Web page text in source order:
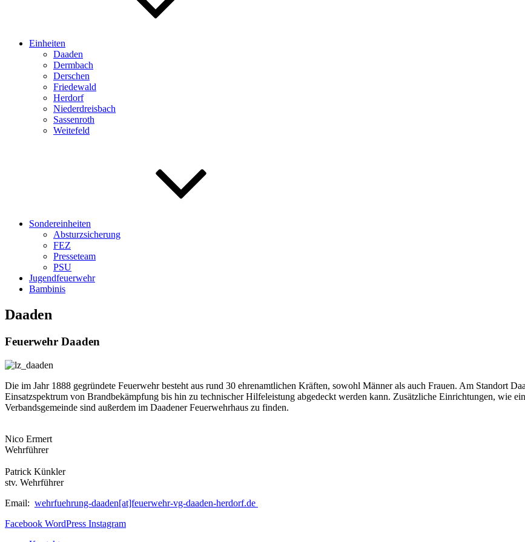
Einheiten
Daaden
Dermbach
Derschen
Friedewald
Herdorf
Niederdreisbach
Sassenroth
Weitefeld
Sondereinheiten
Absturzsicherung
FEZ
Presseteam
PSU
Jugendfeuerwehr
Bambinis
Daaden
Feuerwehr Daaden
Die im Jahr 1888 gegründete Feuerwehr besteht aus rund 30 ehrenamtlichen Kräften, sowohl Männer als auch Frauen. Am Standort
Einsatzspektrum von Brandbekämpfung bis hin zu technischer Hilfeleistung abgedeckt werden kann. Zusätzliche Einrichtungen, wie
Verbandsgemeinde sind außerdem im Daadener Feuerwehrhaus zu finden.
Nico Ermert
Wehrführer
Patrick Künkler
stv. Wehrführer
Email: wehrfuehrung-daaden[at]feuerwehr-vg-daaden-herdorf.de
Facebook WordPress Instagram